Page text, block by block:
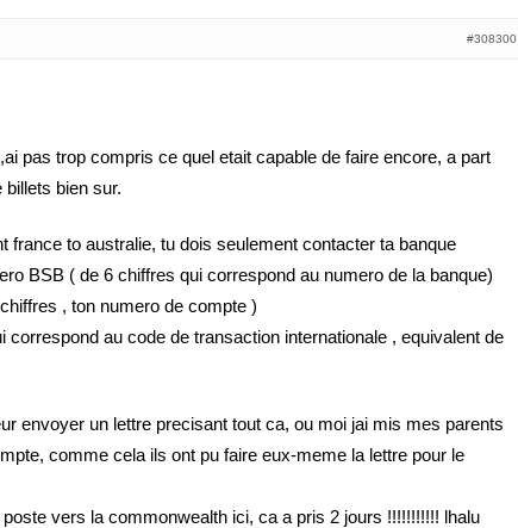
#308300
pas trop compris ce quel etait capable de faire encore, a part
billets bien sur.
france to australie, tu dois seulement contacter ta banque
BSB ( de 6 chiffres qui correspond au numero de la banque)
, ton numero de compte )
correspond au code de transaction internationale , equivalent de
envoyer un lettre precisant tout ca, ou moi jai mis mes parents
comme cela ils ont pu faire eux-meme la lettre pour le
vers la commonwealth ici, ca a pris 2 jours !!!!!!!!!!! lhalu